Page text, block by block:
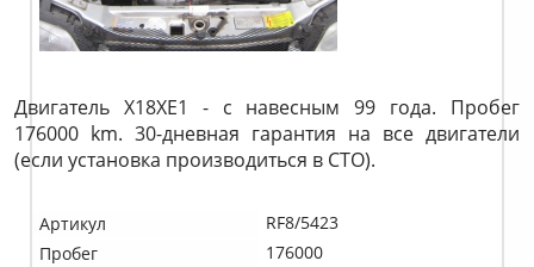
Двигатель X18XE1 - с навесным 99 года. Пробег
176000 km. 30-дневная гарантия на все двигатели
(если установка производиться в СТО).
Артикул
RF8/5423
Пробег
176000